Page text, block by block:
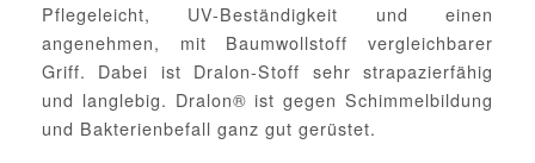
Pflegeleicht, UV-Beständigkeit und einen
angenehmen, mit Baumwollstoff vergleichbarer
Griff. Dabei ist Dralon-Stoff sehr strapazierfähig
und langlebig. Dralon® ist gegen Schimmelbildung
und Bakterienbefall ganz gut gerüstet.